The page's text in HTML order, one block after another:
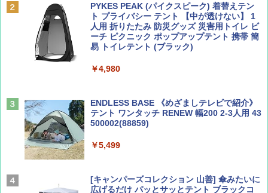
￥1,540
集】ボーイング110周年を祝して！
￥2,479
ァキア 2026～2027 地球の歩き方A ヨーロッ
￥2,277
PYKES PEAK (パイクスピーク) 着替えテン
ト プライバシー テント 【中が透けない】 1
人用 折りたたみ 防災グッズ 災害用トイレ ビ
ーチ ピクニック ポップアップテント 携帯 簡
易 トイレテント (ブラック)
￥4,980
ENDLESS BASE 《めざましテレビで紹介》
テント ワンタッチ RENEW 幅200 2-3人用 43
500002(88859)
￥5,499
[キャンパーズコレクション 山善] 傘みたいに
広げるだけ パッとサッとテント ブラックコ